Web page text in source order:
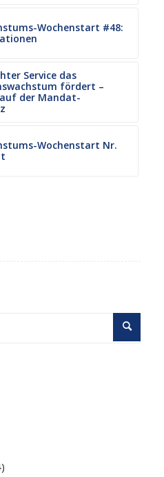
Wochenstart #48:
Service das
fördert –
der Mandat-
Wochenstart Nr.